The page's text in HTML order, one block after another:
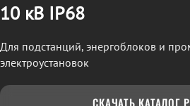
10 кВ IP68
Для подстанций, энергоблоков и
электроустановок
СКАЧАТЬ КАТАЛОГ